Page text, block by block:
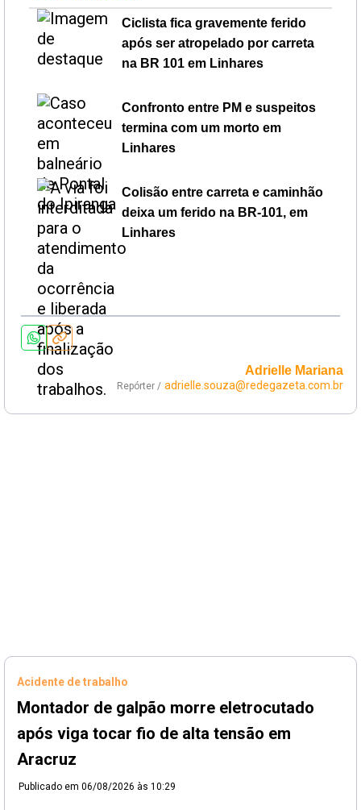
Ciclista fica gravemente ferido
após ser atropelado por carreta
na BR 101 em Linhares
Confronto entre PM e suspeitos
termina com um morto em
Linhares
Colisão entre carreta e caminhão
deixa um ferido na BR-101, em
Linhares
Adrielle Mariana
Repórter / adrielle.souza@redegazeta.com.br
Acidente de trabalho
Montador de galpão morre eletrocutado
após viga tocar fio de alta tensão em
Aracruz
Publicado em 06/08/2026 às 10:29